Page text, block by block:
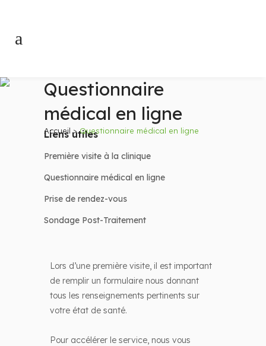
Questionnaire
médical en ligne
Accueil >Questionnaire médical en ligne
Liens utiles
Première visite à la clinique
Questionnaire médical en ligne
Prise de rendez-vous
Sondage Post-Traitement
Lors d’une première visite, il est important
de remplir un formulaire nous donnant
tous les renseignements pertinents sur
votre état de santé.
Pour accélérer le service, nous vous